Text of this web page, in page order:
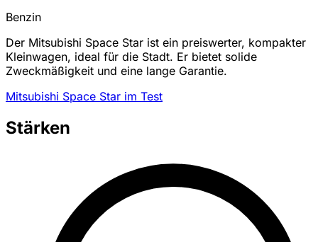
Benzin
Der Mitsubishi Space Star ist ein preiswerter, kompakter
Kleinwagen, ideal für die Stadt. Er bietet solide
Zweckmäßigkeit und eine lange Garantie.
Mitsubishi Space Star im Test
Stärken